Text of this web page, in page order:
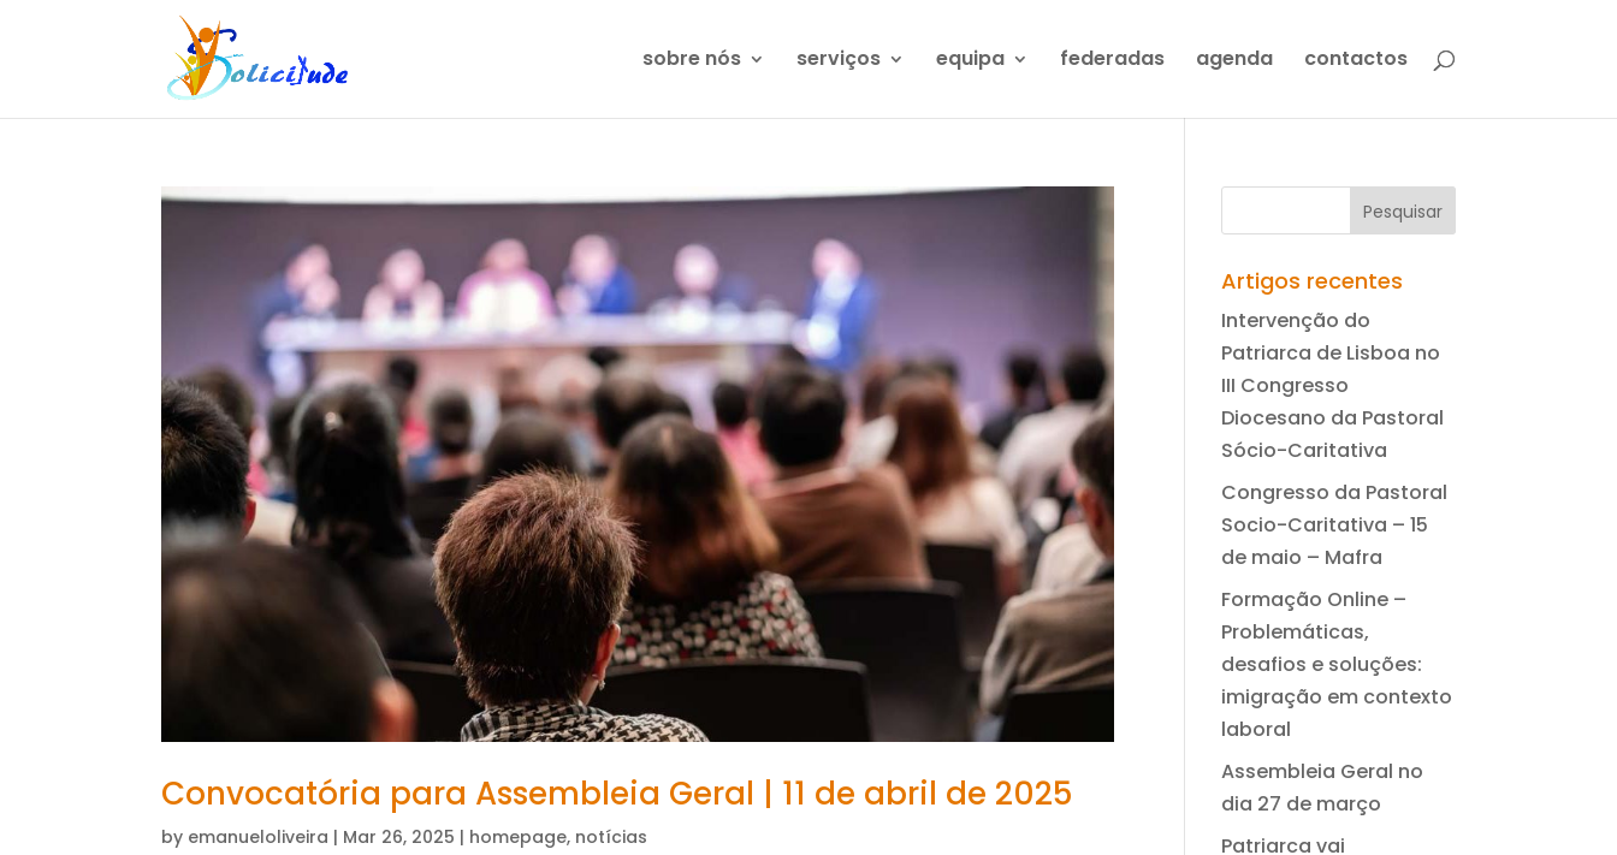
sobre nós serviços equipa federadas agenda contactos
Convocatória para Assembleia Geral | 11 de abril de 2025
by emanueloliveira | Mar 26, 2025 | homepage, notícias
Artigos recentes
Intervenção do
Patriarca de Lisboa no
III Congresso
Diocesano da Pastoral
Sócio-Caritativa
Congresso da Pastoral
Socio-Caritativa – 15
de maio – Mafra
Formação Online –
Problemáticas,
desafios e soluções:
imigração em contexto
laboral
Assembleia Geral no
dia 27 de março
Patriarca vai